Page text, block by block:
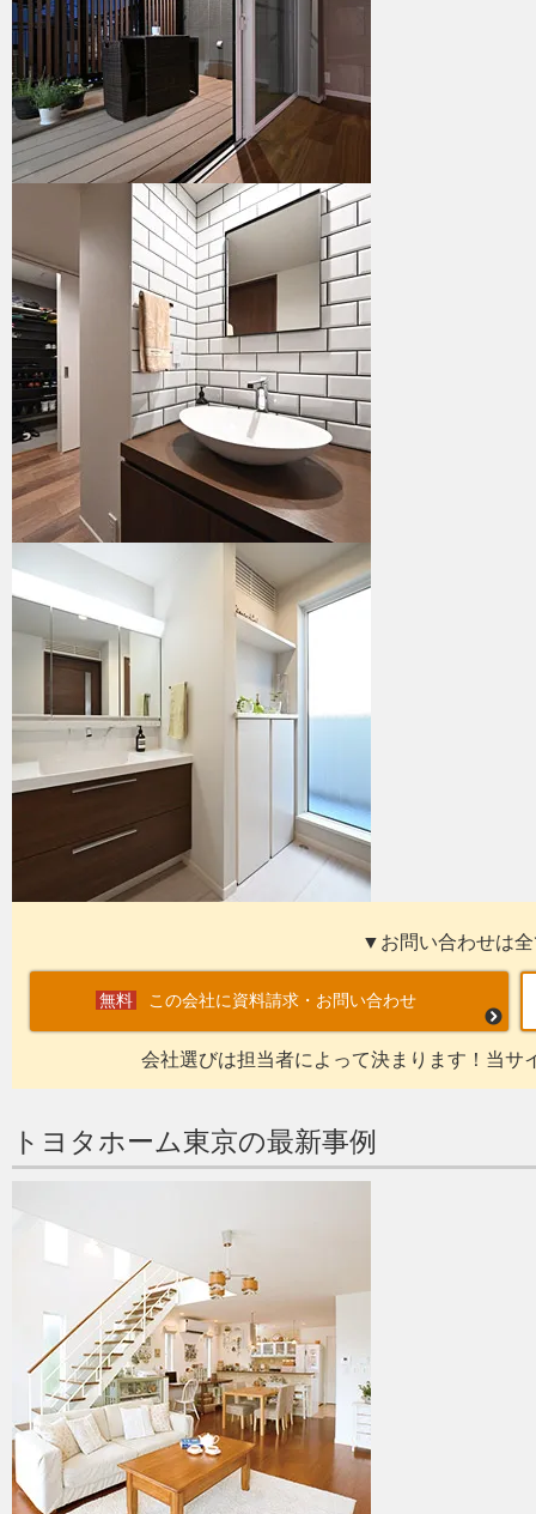
▼お問い合わせは
この会社に資料請求・お問い合わせ
会社選びは担当者によって決まります！当サ
トヨタホーム東京の最新事例